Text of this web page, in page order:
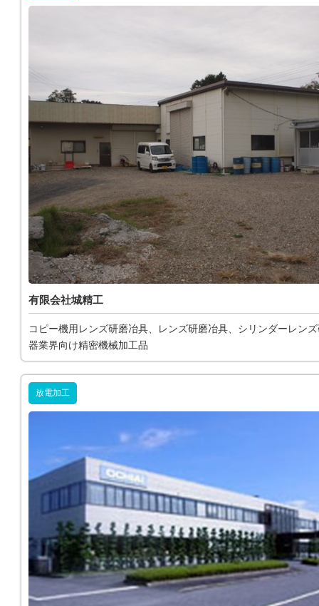
有限会社城精工
コピー機用レンズ研磨冶具、レンズ研磨冶具、シリンダーレン
器業界向け精密機械加工品
放電加工